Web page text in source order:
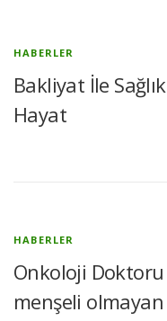
H
r
l
e
HABERLER
Bakliyat İle
Hayat
HABERLER
Onkoloji
menşeli